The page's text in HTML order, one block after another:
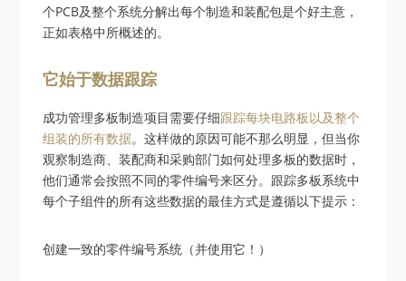
个PCB及整个系统分解出每个制造和装配包是个好主意，
正如表格中所概述的。
它始于数据跟踪
成功管理多板制造项目需要仔细跟踪每块电路板以及整个
组装的所有数据。这样做的原因可能不那么明显，但当你
观察制造商、装配商和采购部门如何处理多板的数据时，
他们通常会按照不同的零件编号来区分。跟踪多板系统中
每个子组件的所有这些数据的最佳方式是遵循以下提示：
创建一致的零件编号系统（并使用它！）